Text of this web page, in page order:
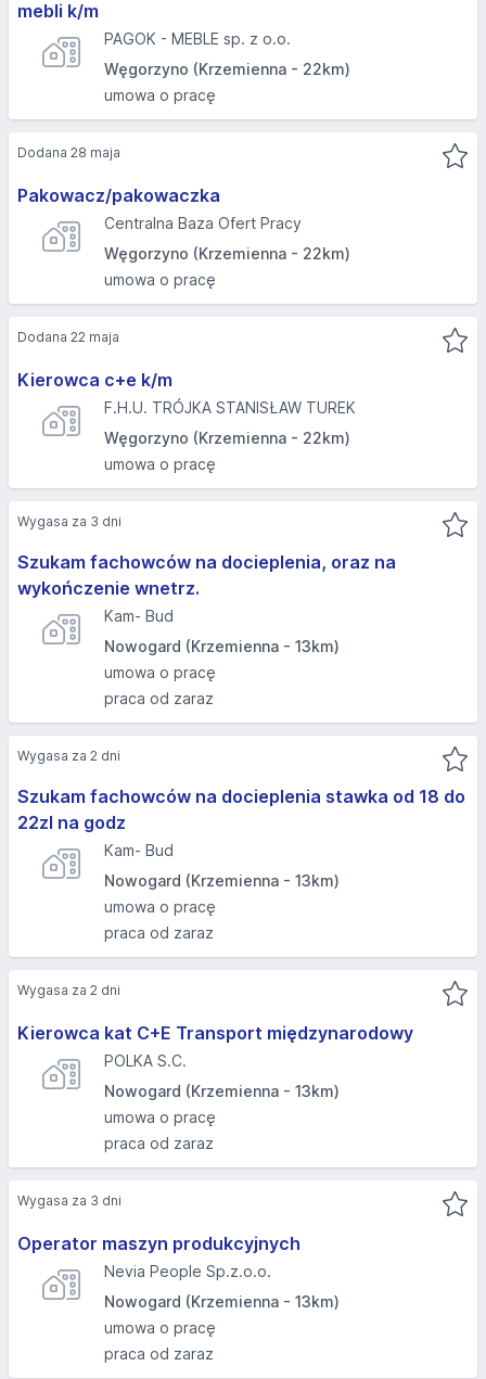
mebli k/m
PAGOK - MEBLE sp. z o.o.
Węgorzyno (Krzemienna - 22km)
umowa o pracę
Pakowacz/pakowaczka
Centralna Baza Ofert Pracy
Węgorzyno (Krzemienna - 22km)
umowa o pracę
Dodana 28 maja
Kierowca c+e k/m
F.H.U. TRÓJKA STANISŁAW TUREK
Węgorzyno (Krzemienna - 22km)
umowa o pracę
Dodana 22 maja
Szukam fachowców na docieplenia, oraz na
wykończenie wnetrz.
Kam- Bud
Nowogard (Krzemienna - 13km)
umowa o pracę
praca od zaraz
Wygasa za 3 dni
Szukam fachowców na docieplenia stawka od 18 do
22zl na godz
Kam- Bud
Nowogard (Krzemienna - 13km)
umowa o pracę
praca od zaraz
Wygasa za 2 dni
Kierowca kat C+E Transport międzynarodowy
POLKA S.C.
Nowogard (Krzemienna - 13km)
umowa o pracę
praca od zaraz
Wygasa za 2 dni
Operator maszyn produkcyjnych
Nevia People Sp.z.o.o.
Nowogard (Krzemienna - 13km)
umowa o pracę
praca od zaraz
Wygasa za 3 dni